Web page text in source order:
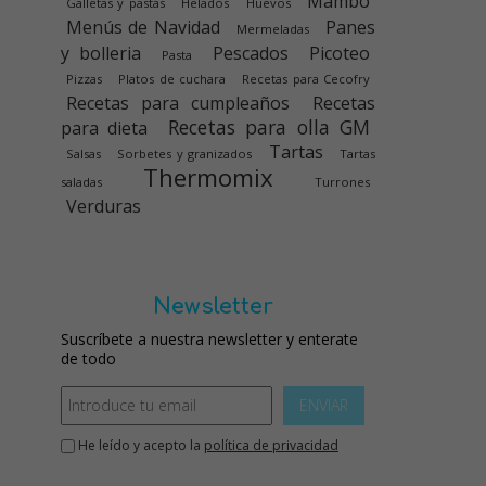
Menús de Navidad
Mermeladas
Panes
y bolleria
Pasta Pescados Picoteo
Pizzas Platos de cuchara Recetas para Cecofry
Recetas para cumpleaños
Recetas
para dieta
Recetas para olla GM
Salsas Sorbetes y granizados Tartas
Tartas
saladas
Thermomix Turrones
Verduras
Newsletter
Suscríbete a nuestra newsletter y enterate
de todo
ENVIAR
He leído y acepto la política de privacidad